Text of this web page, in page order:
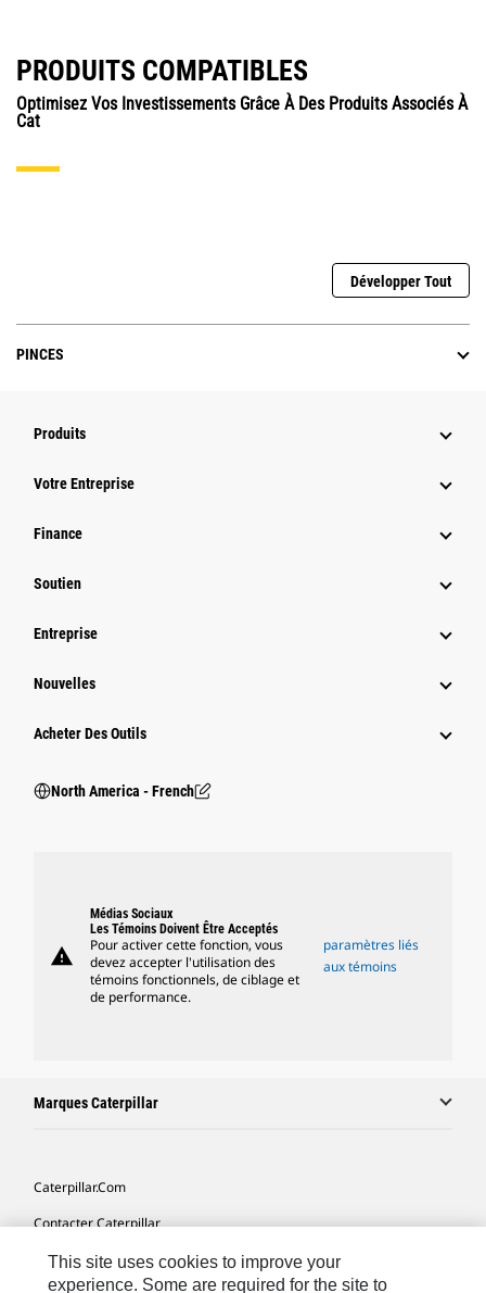
PRODUITS COMPATIBLES
Optimisez Vos Investissements Grâce À Des Produits Associés À
Cat
Développer Tout
PINCES
Produits
Votre Entreprise
Finance
Soutien
Entreprise
Nouvelles
Acheter Des Outils
North America - French
warning
Médias Sociaux
Les Témoins Doivent Être Acceptés
Pour activer cette fonction, vous
devez accepter l'utilisation des
témoins fonctionnels, de ciblage et
de performance.
paramètres liés
aux témoins
Marques Caterpillar
Caterpillar.com
Contacter Caterpillar
Mes Préférences Marketing
This site uses cookies to improve your
experience. Some are required for the site to